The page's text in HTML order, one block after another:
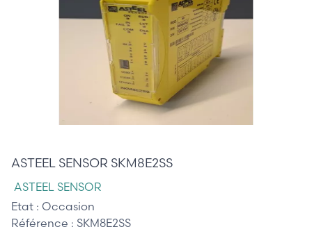
ASTEEL SENSOR SKM8E2SS
ASTEEL SENSOR
Etat : Occasion
Référence : SKM8E2SS